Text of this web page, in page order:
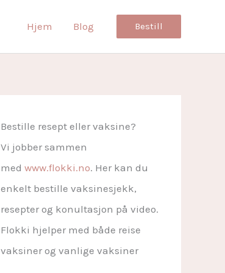
Hjem Blog Bestill
Bestille resept eller vaksine?
Vi jobber sammen
med www.flokki.no. Her kan du
enkelt bestille vaksinesjekk,
resepter og konultasjon på video.
Flokki hjelper med både reise
vaksiner og vanlige vaksiner